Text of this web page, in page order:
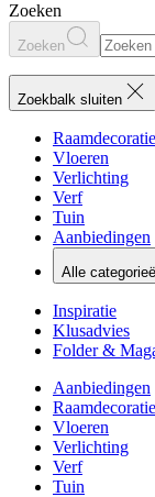
Zoeken
Zoeken
Zoekbalk sluiten
Raamdecoratie
Vloeren
Verlichting
Verf
Tuin
Aanbiedingen
Alle
Inspiratie
Klusadvies
Folder &
Aanbiedingen
Raamdecoratie
Vloeren
Verlichting
Verf
Tuin